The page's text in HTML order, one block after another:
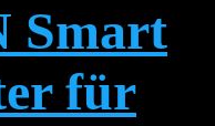
Smart
für